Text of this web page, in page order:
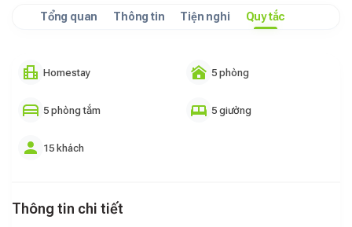
Tổng quan Thông tin Tiện nghi Quy tắc
Homestay 5 phòng
5 phòng tắm 5 giường
15 khách
Thông tin chi tiết